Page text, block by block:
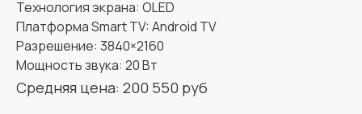
Технология экрана: OLED
Платформа Smart TV: Android TV
Разрешение: 3840×2160
Мощность звука: 20 Вт
Средняя цена: 200 550 руб